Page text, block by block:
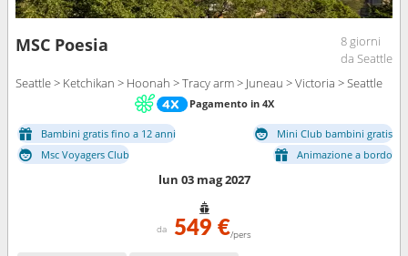
MSC Poesia
8 giorni
da Seattle
Seattle > Ketchikan > Hoonah > Tracy arm > Juneau > Victoria > Seattle
Pagamento in 4X
Bambini gratis fino a 12 anni
Mini Club bambini gratis
Msc Voyagers Club
Animazione a bordo
lun 03 mag 2027
da 549 €/pers